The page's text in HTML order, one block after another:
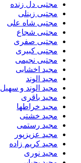
مجتبی دل زنده
مجتبی زینلی
مجتبی شاه علی
مجتبی شجاع
مجتبی صفری
مجتبی کبیری
مجتبی نجیمی
مجید اخشابی
مجید الوند‎
مجید الوند و
مجید باقری
مجید خراطها
مجید خشتی
مجید رستمی
مجید عزیزپور
مجید کریم زاده
مجید نوری